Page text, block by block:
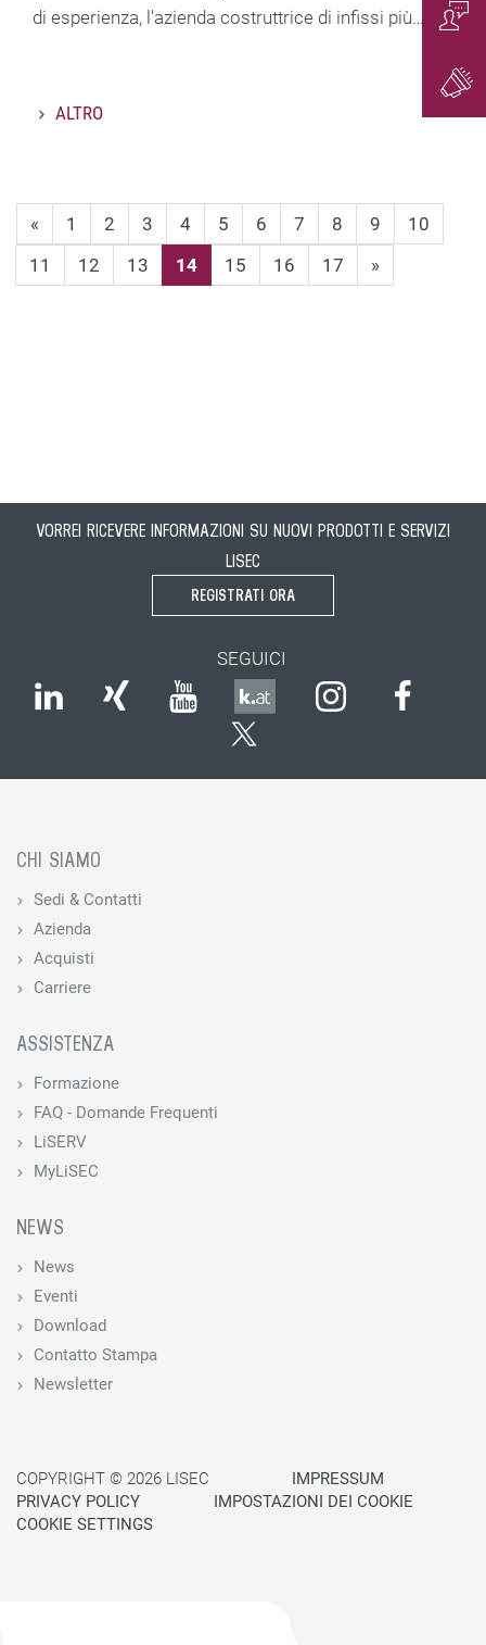
di esperienza, l'azienda costruttrice di infissi più…
ALTRO
« 1 2 3 4 5 6 7 8 9
10
11
12 13 14 15 16 17 »
VORREI RICEVERE INFORMAZIONI SU NUOVI PRODOTTI E SERVIZI
LISEC
REGISTRATI ORA
SEGUICI
CHI SIAMO
Sedi & Contatti
Azienda
Acquisti
Carriere
ASSISTENZA
Formazione
FAQ - Domande Frequenti
LiSERV
MyLiSEC
NEWS
News
Eventi
Download
Contatto Stampa
Newsletter
COPYRIGHT © 2026 LISEC
IMPRESSUM
PRIVACY POLICY
IMPOSTAZIONI DEI COOKIE
COOKIE SETTINGS